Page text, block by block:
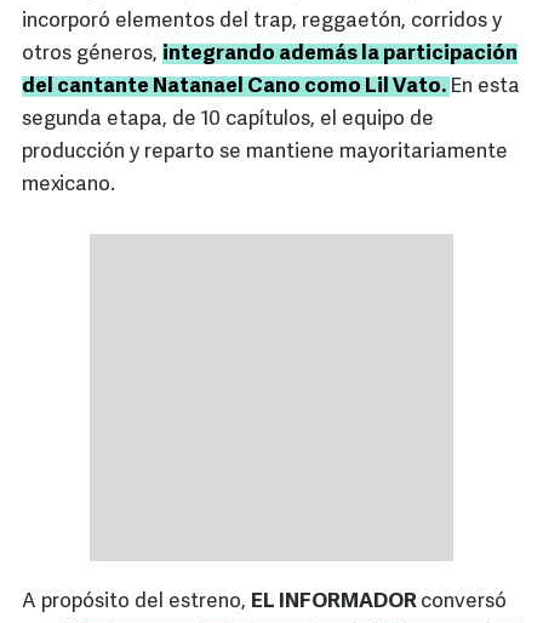
incorporó elementos del trap, reggaetón, corridos y
otros géneros, integrando además la participación
del cantante Natanael Cano como Lil Vato. En esta
segunda etapa, de 10 capítulos, el equipo de
producción y reparto se mantiene mayoritariamente
mexicano.
A propósito del estreno, EL INFORMADOR conversó